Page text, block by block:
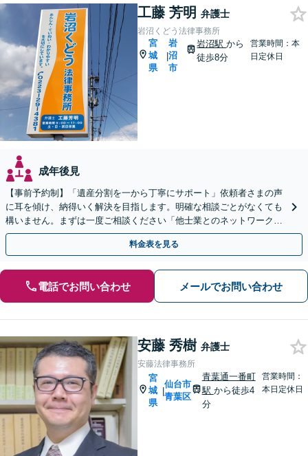
工藤 芳明 弁護士
岩沼くどう法律事務所
宮
城
県
|
岩
沼
市
岩沼駅から
徒歩8分
営業時間：本
日定休日
成年後見
【事前予約制】「遺産分割を一から丁寧にサポート」依頼者さまの声
に耳を傾け、納得いく解決を目指します。明確な相談ごとがなくても
構いません。まずは一度ご相談ください「他士業とのネットワークで
多角的にフォロー」【完全個室対応】
料金表を見る
電話でお問い合わせ メールでお問い合わせ
安藤 秀樹 弁護士
安藤法律事務所
宮
城
県
|
仙台市
青葉区
青葉通一番町
駅 から徒歩4
分
営業時間：
本日定休日